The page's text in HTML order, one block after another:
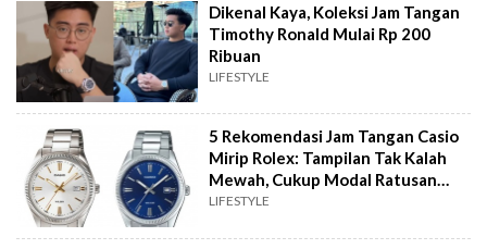
Dikenal Kaya, Koleksi Jam Tangan
Timothy Ronald Mulai Rp 200
Ribuan
LIFESTYLE
5 Rekomendasi Jam Tangan Casio
Mirip Rolex: Tampilan Tak Kalah
Mewah, Cukup Modal Ratusan
Ribu
LIFESTYLE